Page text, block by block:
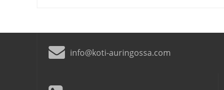
info@koti-auringossa.com